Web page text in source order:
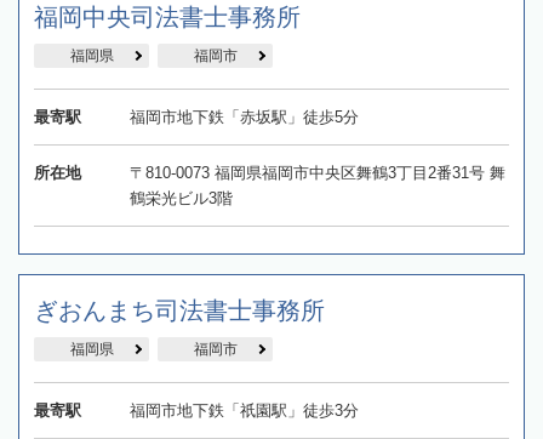
福岡中央司法書士事務所
福岡県 福岡市
最寄駅 福岡市地下鉄「赤坂駅」徒歩5分
所在地
〒810-0073 福岡県福岡市中央区舞鶴3丁目2番31号 舞
鶴栄光ビル3階
ぎおんまち司法書士事務所
福岡県 福岡市
最寄駅 福岡市地下鉄「祇園駅」徒歩3分